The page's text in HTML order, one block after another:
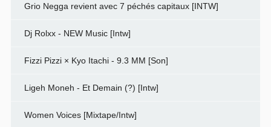
Grio Negga revient avec 7 péchés capitaux [INTW]
Dj Rolxx - NEW Music [Intw]
Fizzi Pizzi × Kyo Itachi - 9.3 MM [Son]
Ligeh Moneh - Et Demain (?) [Intw]
Women Voices [Mixtape/Intw]